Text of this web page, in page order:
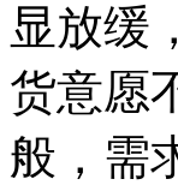
显放缓
货意愿
般，需